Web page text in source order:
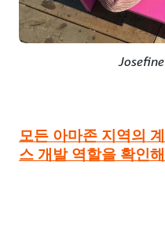
모든 아마존 지역의
스 개발 역할을 확인